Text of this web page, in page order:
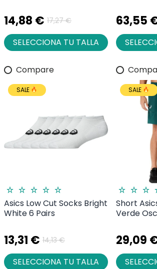
14,88 € 17,27 €
SELECCIONA TU TALLA
63,55
Compare
SALE
Asics Low Cut Socks Bright
White 6 Pairs
13,31 € 14,13 €
SELECCIONA TU TALLA
SALE
Short
Verde
29,09